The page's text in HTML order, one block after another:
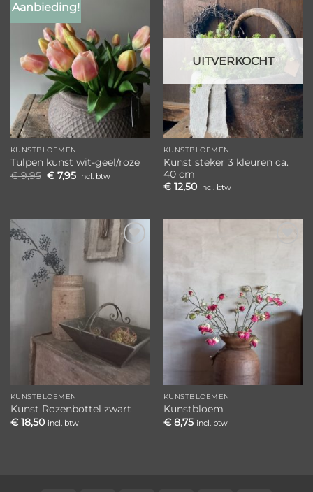
Aanbieding!
verlanglijst
KUNSTBLOEMEN
Tulpen kunst wit-geel/roze
€9,95 Oorspronkelijke
prijs
€7,95Huidige
incl. btw
Toevoegen
aan
verlanglijst
UITVERKOCHT
KUNSTBLOEMEN
Kunst steker 3 kleuren ca.
40 cm
€12,50 incl. btw
Toevoegen
aan
KUNSTBLOEMEN
Kunst Rozenbottel zwart
€18,50 incl. btw
KUNSTBLOEMEN
Kunstbloem
€8,75 incl. btw